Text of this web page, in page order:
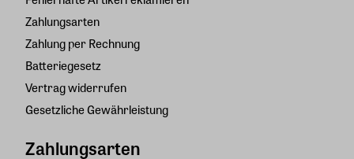
Zahlungsarten
Zahlung per Rechnung
Batteriegesetz
Vertrag widerrufen
Gesetzliche Gewährleistung
Zahlungsarten